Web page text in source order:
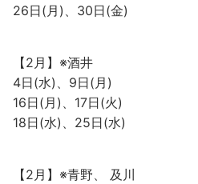
26日(月)、30日(金)
【2月】※酒井
4日(水)、9日(月)
16日(月)、17日(火)
18日(水)、25日(水)
【2月】※青野、 及川